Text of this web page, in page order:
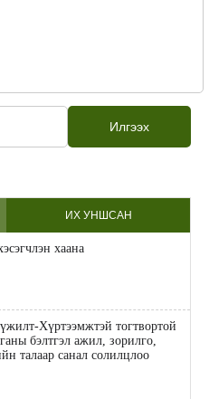
Илгээх
ИХ УНШСАН
хаана
Хүртээмжтэй тогтвортой
бэлтгэл ажил, зорилго,
талаар санал солилцлоо